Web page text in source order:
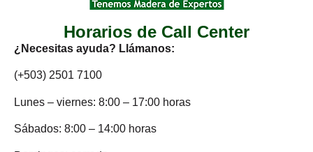
Horarios de Call Center
¿Necesitas ayuda? Llámanos:
(+503) 2501 7100
Lunes – viernes: 8:00 – 17:00 horas
Sábados: 8:00 – 14:00 horas